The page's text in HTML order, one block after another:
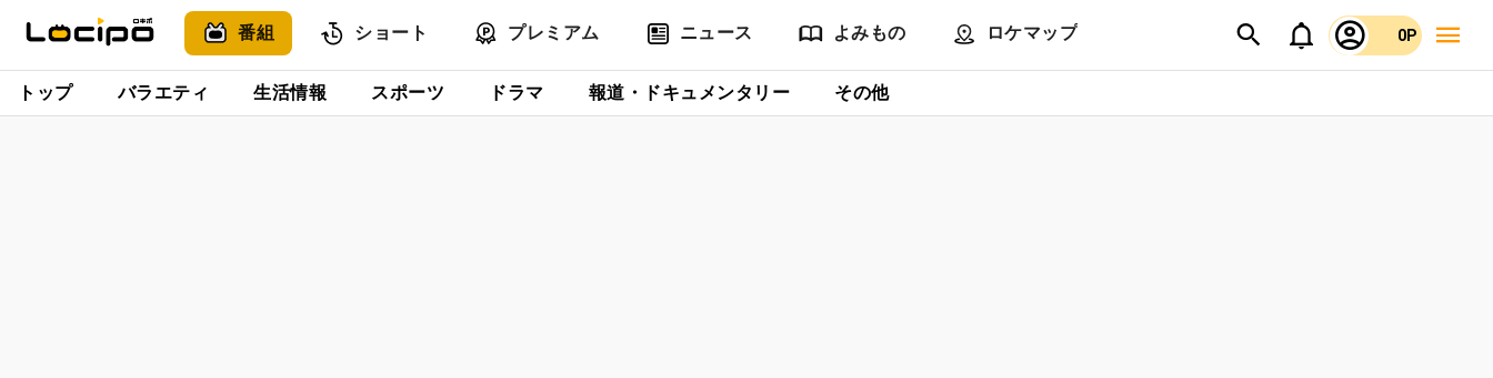
番組 ショート プレミアム ニュース よみもの ロケマップ 0P
トップ バラエティ 生活情報 スポーツ ドラマ 報道・ドキュメンタリー その他